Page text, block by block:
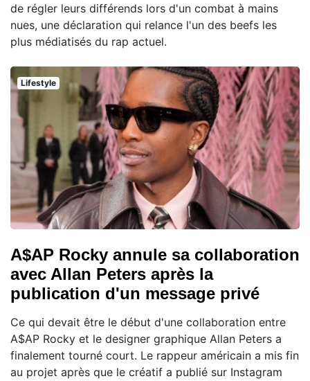
de régler leurs différends lors d'un combat à mains
nues, une déclaration qui relance l'un des beefs les
plus médiatisés du rap actuel.
Lifestyle
A$AP Rocky annule sa collaboration
avec Allan Peters après la
publication d'un message privé
Ce qui devait être le début d'une collaboration entre
A$AP Rocky et le designer graphique Allan Peters a
finalement tourné court. Le rappeur américain a mis fin
au projet après que le créatif a publié sur Instagram